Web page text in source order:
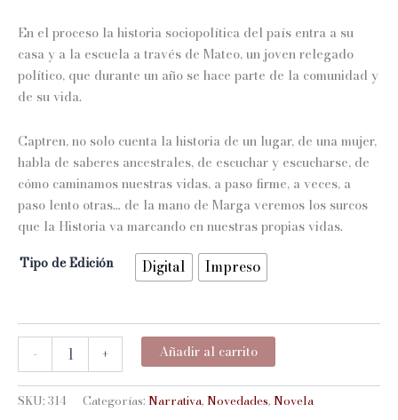
En el proceso la historia sociopolítica del país entra a su
casa y a la escuela a través de Mateo, un joven relegado
político, que durante un año se hace parte de la comunidad y
de su vida.
Captren, no solo cuenta la historia de un lugar, de una mujer,
habla de saberes ancestrales, de escuchar y escucharse, de
cómo caminamos nuestras vidas, a paso firme, a veces, a
paso lento otras… de la mano de Marga veremos los surcos
que la Historia va marcando en nuestras propias vidas.
Tipo de Edición
Digital Impreso
-
CAPTREN
cantidad
+ Añadir al carrito
SKU: 314 Categorías: Narrativa, Novedades, Novela